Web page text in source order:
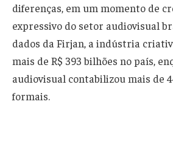
diferenças, em um momento de
expressivo do setor audiovisual
dados da Firjan, a indústria
mais de R$ 393 bilhões no país,
audiovisual contabilizou mais de
formais.